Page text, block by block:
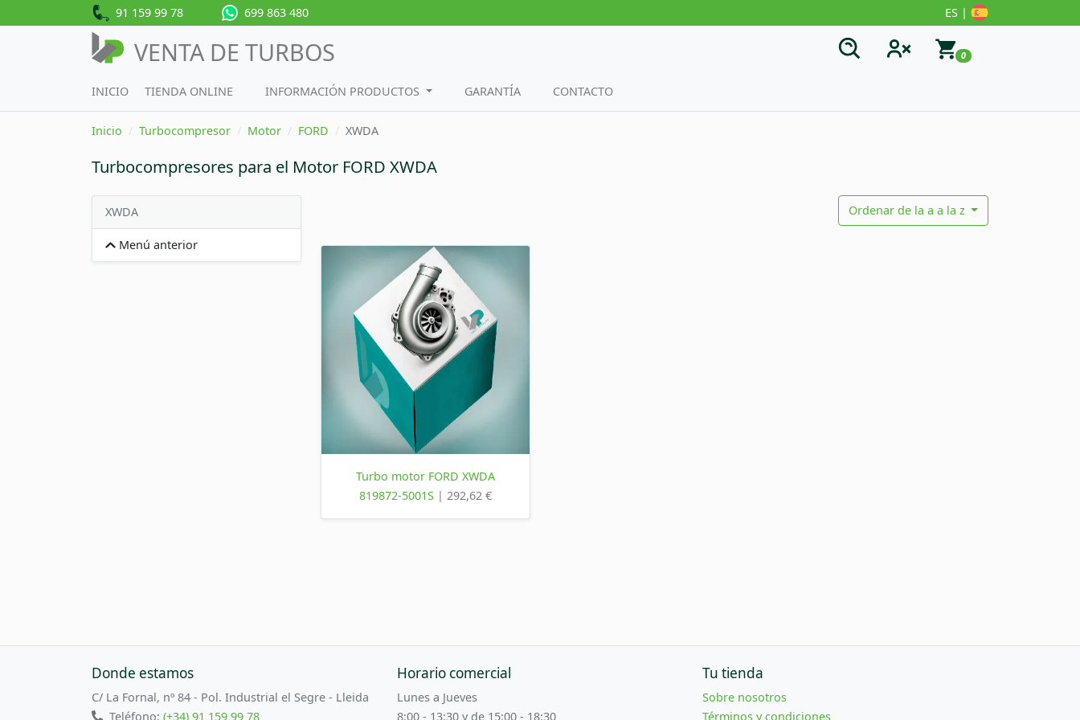
91 159 99 78 699 863 480 ES |
VENTA DE TURBOS 0
INICIO TIENDA ONLINE INFORMACIÓN PRODUCTOS GARANTÍA CONTACTO
Inicio Turbocompresor Motor FORD XWDA
Turbocompresores para el Motor FORD XWDA
XWDA
Menú anterior
Ordenar de la a a la z
Turbo motor FORD XWDA
819872-5001S | 292,62 €
Donde estamos
C/ La Fornal, nº 84 - Pol. Industrial el Segre - Lleida
Teléfono:(+34) 91 159 99 78
Horario comercial
Lunes a Jueves
8:00 - 13:30 y de 15:00 - 18:30
Tu tienda
Sobre nosotros
Términos y condiciones